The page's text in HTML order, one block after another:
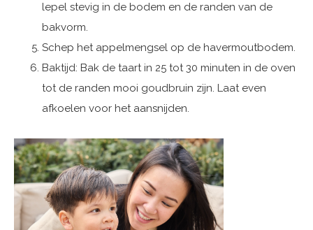
lepel stevig in de bodem en de randen van de
bakvorm.
Schep het appelmengsel op de havermoutbodem.
Baktijd: Bak de taart in 25 tot 30 minuten in de oven
tot de randen mooi goudbruin zijn. Laat even
afkoelen voor het aansnijden.